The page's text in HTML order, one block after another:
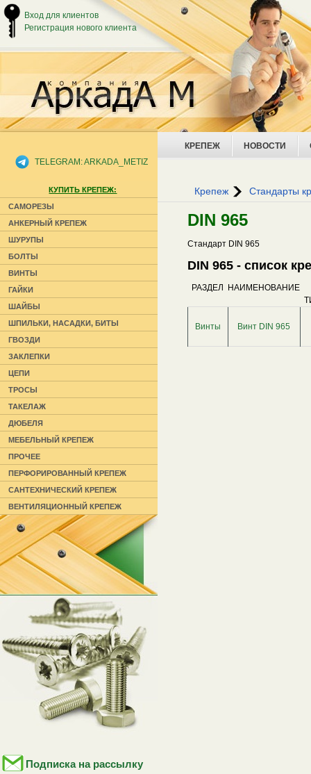
КРЕПЕЖ НОВОСТИ
Крепеж Стандарты
DIN 965
Стандарт DIN 965
DIN 965 - список
РАЗДЕЛ НАИМЕНОВАНИЕ
Винты Винт DIN 965
TELEGRAM: ARKADA_METIZ
КУПИТЬ КРЕПЕЖ:
САМОРЕЗЫ
АНКЕРНЫЙ КРЕПЕЖ
ШУРУПЫ
БОЛТЫ
ВИНТЫ
ГАЙКИ
ШАЙБЫ
ШПИЛЬКИ, НАСАДКИ, БИТЫ
ГВОЗДИ
ЗАКЛЕПКИ
ЦЕПИ
ТРОСЫ
ТАКЕЛАЖ
ДЮБЕЛЯ
МЕБЕЛЬНЫЙ КРЕПЕЖ
ПРОЧЕЕ
ПЕРФОРИРОВАННЫЙ КРЕПЕЖ
САНТЕХНИЧЕСКИЙ КРЕПЕЖ
ВЕНТИЛЯЦИОННЫЙ КРЕПЕЖ
Подписка на рассылку
Вход для клиентов
Регистрация нового клиента